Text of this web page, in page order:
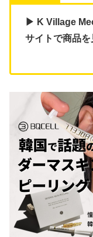
▶ K Village
サイトで商品を